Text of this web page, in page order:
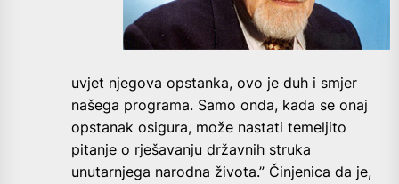
uvjet njegova opstanka, ovo je duh i smjer
našega programa. Samo onda, kada se onaj
opstanak osigura, može nastati temeljito
pitanje o rješavanju državnih struka
unutarnjega narodna života.” Činjenica da je,